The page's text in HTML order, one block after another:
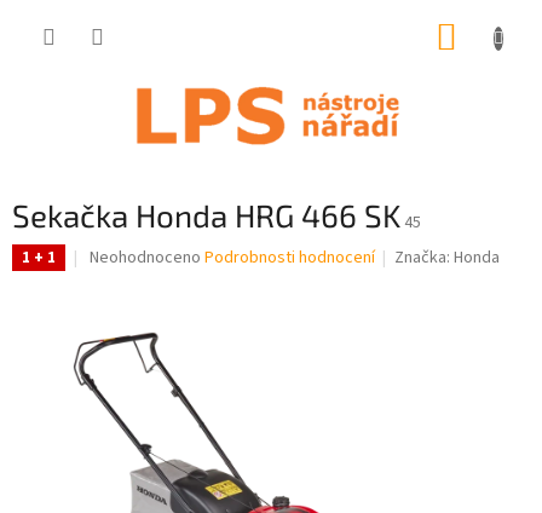
Sekačka Honda HRG 466 SK 45
1 + 1
Průměrné
0,0
z
5
hvězdiček.
Neohodnoceno Podrobnosti hodnocení Značka:Honda